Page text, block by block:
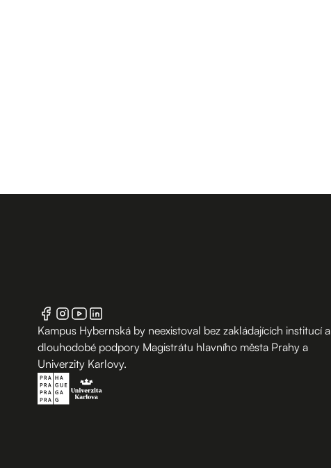
Kampus Hybernská by neexistoval bez zakládajících institucí a
dlouhodobé podpory Magistrátu hlavního města Prahy a
Univerzity Karlovy.